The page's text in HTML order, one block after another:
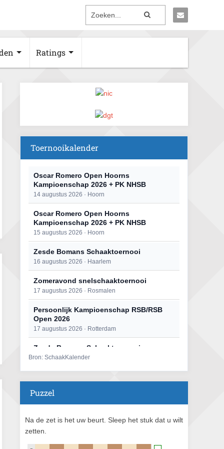
Ratings
Toernooikalender
Oscar Romero Open Hoorns
Kampioenschap 2026 + PK NHSB
14 augustus 2026 · Hoorn
Oscar Romero Open Hoorns
Kampioenschap 2026 + PK NHSB
15 augustus 2026 · Hoorn
Zesde Bomans Schaaktoernooi
16 augustus 2026 · Haarlem
Zomeravond snelschaaktoernooi
17 augustus 2026 · Rosmalen
Persoonlijk Kampioenschap RSB/RSB
Open 2026
17 augustus 2026 · Rotterdam
Zesde Bomans Schaaktoernooi
17 augustus 2026 · Haarlem
Persoonlijk Kampioenschap RSB/RSB
Open 6e Senioren-50+ Zomer-
Bron: SchaakKalender
Puzzel
Na de zet is het uw beurt. Sleep het stuk dat u wilt
zetten.